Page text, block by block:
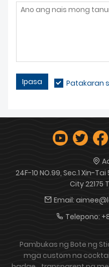
Ipasa Patakaran
24F-10 NO.99, Sec.1 Xin-
City 22175
Email:
Telepono:
Pambukas ng Bote ng
mga custom na